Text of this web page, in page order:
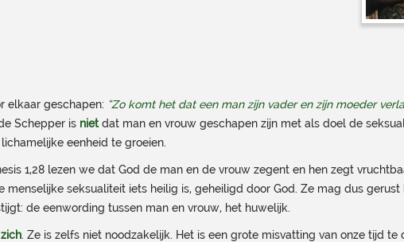
elkaar geschapen: “Zo komt het dat een man zijn vader en zijn moeder
Schepper is nietdat man en vrouw geschapen zijn met als doel de
eenheid te groeien.
1,28 lezen we dat God de man en de vrouw zegent en hen zegt
seksualiteit iets heilig is, geheiligd door God. Ze mag dus
de eenwording tussen man en vrouw, het huwelijk.
. Ze is zelfs niet noodzakelijk. Het is een grote misvatting van onze tijd te